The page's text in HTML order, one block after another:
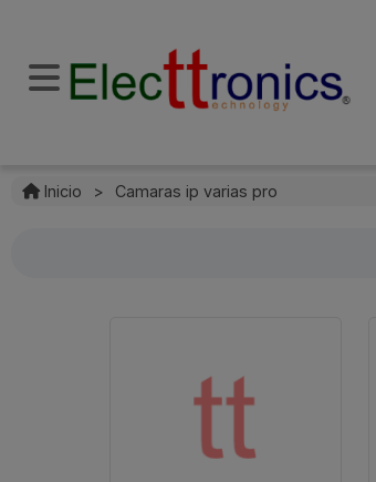
Inicio > Camaras ip varias pro